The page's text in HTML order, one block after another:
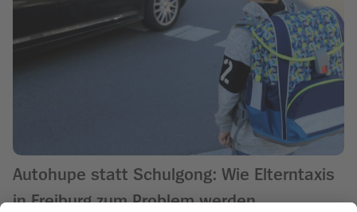
Autohupe statt Schulgong: Wie Elterntaxis
in Freiburg zum Problem werden